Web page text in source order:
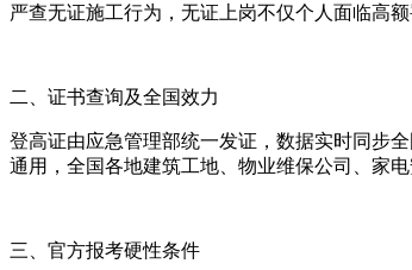
严查无证施工行为，无证上岗不仅个人面临高
二、证书查询及全国效力
登高证由应急管理部统一发证，数据实时同步
通用，全国各地建筑工地、物业维保公司、家
三、官方报考硬性条件